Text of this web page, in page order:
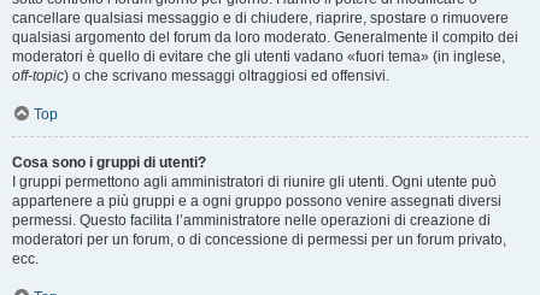
cancellare qualsiasi messaggio e di chiudere, riaprire, spostare o rimuovere
qualsiasi argomento del forum da loro moderato. Generalmente il compito dei
moderatori è quello di evitare che gli utenti vadano «fuori tema» (in inglese,
off-topic) o che scrivano messaggi oltraggiosi ed offensivi.
Top
Cosa sono i gruppi di utenti?
I gruppi permettono agli amministratori di riunire gli utenti. Ogni utente può
appartenere a più gruppi e a ogni gruppo possono venire assegnati diversi
permessi. Questo facilita l’amministratore nelle operazioni di creazione di
moderatori per un forum, o di concessione di permessi per un forum privato,
ecc.